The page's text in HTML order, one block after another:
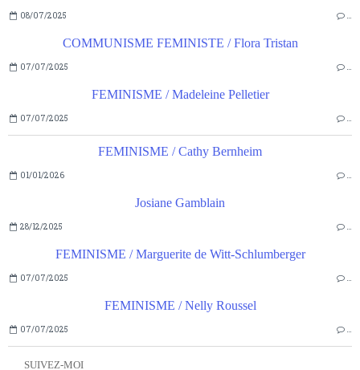
SUIVEZ-MOI
08/07/2025 …
COMMUNISME FEMINISTE / Flora Tristan
07/07/2025 …
FEMINISME / Madeleine Pelletier
07/07/2025 …
FEMINISME / Cathy Bernheim
01/01/2026 …
Josiane Gamblain
28/12/2025 …
FEMINISME / Marguerite de Witt-Schlumberger
07/07/2025 …
FEMINISME / Nelly Roussel
07/07/2025 …